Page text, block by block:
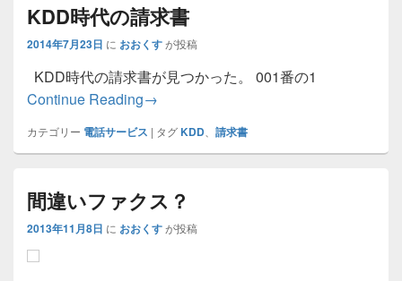
KDD時代の請求書
2014年7月23日 に おおくすが投稿
KDD時代の請求書が見つかった。 001番の1
Continue ReadingKDD時代の請求書
→
カテゴリー 電話サービス | タグKDD 請求書
間違いファクス？
2013年11月8日 に おおくすが投稿